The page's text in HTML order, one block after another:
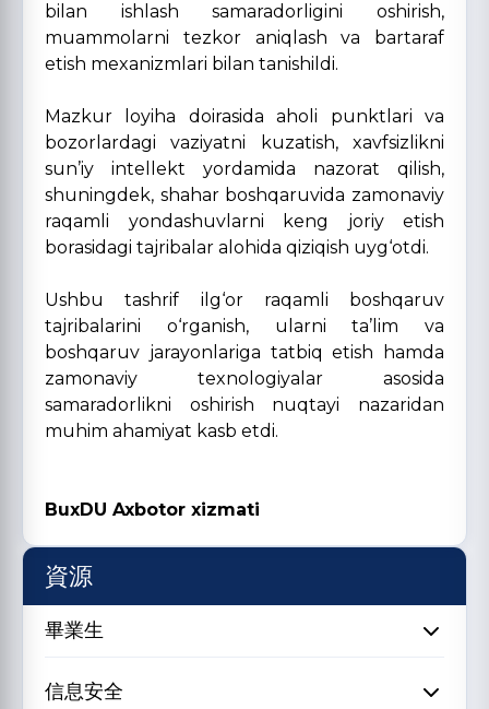
bilan ishlash samaradorligini oshirish,
muammolarni tezkor aniqlash va bartaraf
etish mexanizmlari bilan tanishildi.
Mazkur loyiha doirasida aholi punktlari va
bozorlardagi vaziyatni kuzatish, xavfsizlikni
sun’iy intellekt yordamida nazorat qilish,
shuningdek, shahar boshqaruvida zamonaviy
raqamli yondashuvlarni keng joriy etish
borasidagi tajribalar alohida qiziqish uyg‘otdi.
Ushbu tashrif ilg‘or raqamli boshqaruv
tajribalarini o‘rganish, ularni ta’lim va
boshqaruv jarayonlariga tatbiq etish hamda
zamonaviy texnologiyalar asosida
samaradorlikni oshirish nuqtayi nazaridan
muhim ahamiyat kasb etdi.
BuxDU Axbotor xizmati
資源
畢業生
信息安全